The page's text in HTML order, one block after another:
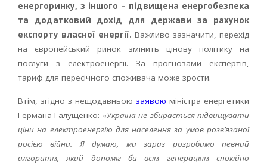
енергоринку, з іншого – підвищена енергобезпека
та додатковий дохід для держави за рахунок
експорту власної енергії. Важливо зазначити, перехід
на європейський ринок змінить цінову політику на
послуги з електроенергії. За прогнозами експертів,
тариф для пересічного споживача може зрости.
Втім, згідно з нещодавньою заявою міністра енергетики
Германа Галущенко: «Україна не збирається підвищувати
ціни на електроенергію для населення за умов розв’язаної
росією війни. Я думаю, ми зараз розробимо певний
алгоритм, який допоміг би всім генераціям спокійно